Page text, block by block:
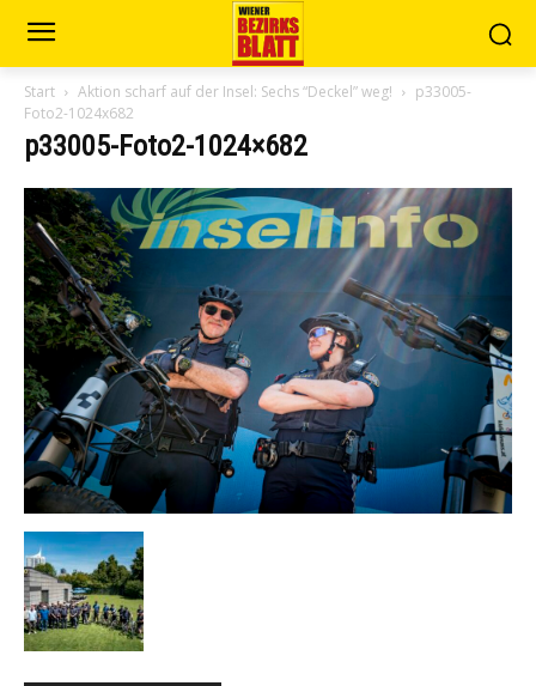
Start Aktion scharf auf der Insel: Sechs “Deckel” weg!
p33005-
Foto2-1024x682
p33005-Foto2-1024×682